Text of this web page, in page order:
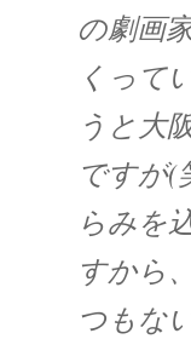
の劇画
くって
うと大
ですが(
らみを
すから
つもな